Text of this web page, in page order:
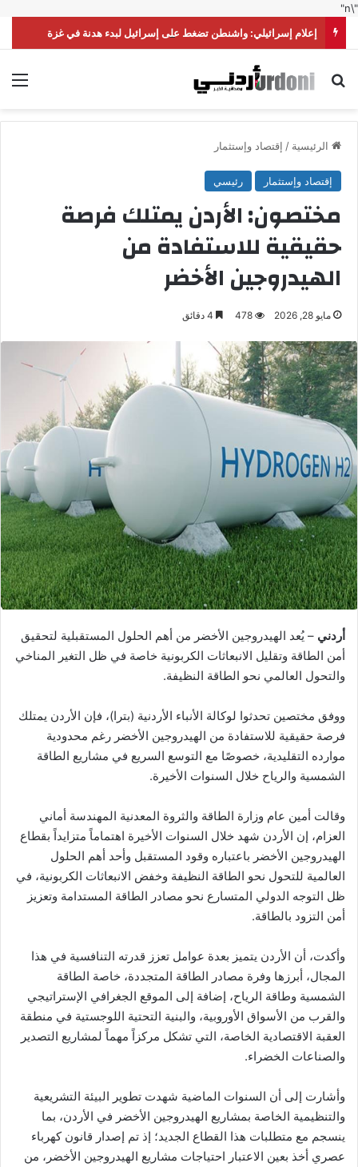
"\n"
إعلام إسرائيلي: واشنطن تضغط على إسرائيل لبدء هدنة في غزة
بحث عن
الرئيسية / إقتصاد وإستثمار
إقتصاد وإستثمار رئيسي
مختصون: الأردن يمتلك فرصة
حقيقية للاستفادة من
الهيدروجين الأخضر
مايو 28, 2026 478
أردني – يُعد الهيدروجين الأخضر من أهم الحلول المستقبلية لتحقيق
أمن الطاقة وتقليل الانبعاثات الكربونية خاصة في ظل التغير المناخي
والتحول العالمي نحو الطاقة النظيفة.
ووفق مختصين تحدثوا لوكالة الأنباء الأردنية (بترا)، فإن الأردن يمتلك
فرصة حقيقية للاستفادة من الهيدروجين الأخضر رغم محدودية
موارده التقليدية، خصوصًا مع التوسع السريع في مشاريع الطاقة
الشمسية والرياح خلال السنوات الأخيرة.
وقالت أمين عام وزارة الطاقة والثروة المعدنية المهندسة أماني
العزام، إن الأردن شهد خلال السنوات الأخيرة اهتماماً متزايداً بقطاع
الهيدروجين الأخضر باعتباره وقود المستقبل وأحد أهم الحلول
العالمية للتحول نحو الطاقة النظيفة وخفض الانبعاثات الكربونية، في
ظل التوجه الدولي المتسارع نحو مصادر الطاقة المستدامة وتعزيز
أمن التزود بالطاقة.
وأكدت، أن الأردن يتميز بعدة عوامل تعزز قدرته التنافسية في هذا
المجال، أبرزها وفرة مصادر الطاقة المتجددة، خاصة الطاقة
الشمسية وطاقة الرياح، إضافة إلى الموقع الجغرافي الإستراتيجي
والقرب من الأسواق الأوروبية، والبنية التحتية اللوجستية في منطقة
العقبة الاقتصادية الخاصة، التي تشكل مركزاً مهماً لمشاريع التصدير
والصناعات الخضراء.
وأشارت إلى أن السنوات الماضية شهدت تطوير البيئة التشريعية
والتنظيمية الخاصة بمشاريع الهيدروجين الأخضر في الأردن، بما
ينسجم مع متطلبات هذا القطاع الجديد؛ إذ تم إصدار قانون كهرباء
عصري أخذ بعين الاعتبار احتياجات مشاريع الهيدروجين الأخضر، من